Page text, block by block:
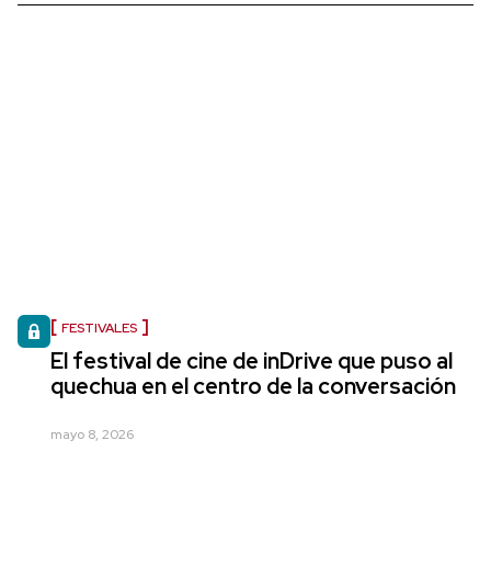
FESTIVALES
El festival de cine de inDrive que puso al
quechua en el centro de la conversación
mayo 8, 2026